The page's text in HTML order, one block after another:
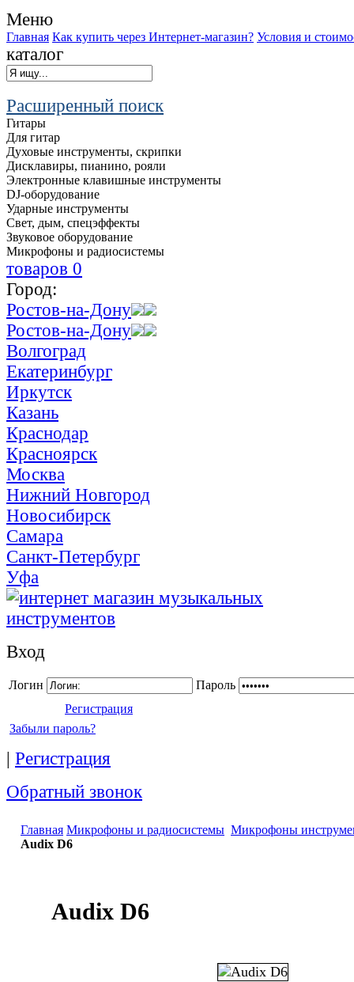
Меню
Главная Как купить через Интернет-магазин? Условия и
каталог
Расширенный поиск
Гитары
Для гитар
Духовые инструменты, скрипки
Дисклавиры, пианино, рояли
Электронные клавишные инструменты
DJ-оборудование
Ударные инструменты
Свет, дым, спецэффекты
Звуковое оборудование
Микрофоны и радиосистемы
товаров 0
Город:
Ростов-на-Дону
Ростов-на-Дону
Волгоград
Екатеринбург
Иркутск
Казань
Краснодар
Красноярск
Москва
Нижний Новгород
Новосибирск
Самара
Санкт-Петербург
Уфа
Вход
Логин
Пароль
Регистрация
Забыли пароль?
| Регистрация
Обратный звонок
Главная Микрофоны и радиосистемы Микрофоны
Audix D6
Audix D6